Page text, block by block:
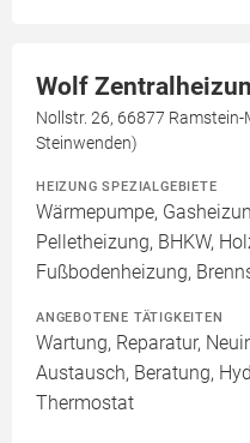
Wolf
Nollstr. 26, 66877
Steinwenden)
HEIZUNG SPEZIALGEBIETE
Wärmepumpe,
Pelletheizung, BHKW,
Fußbodenheizung,
ANGEBOTENE TÄTIGKEITEN
Wartung, Reparatur,
Austausch, Beratung,
Thermostat